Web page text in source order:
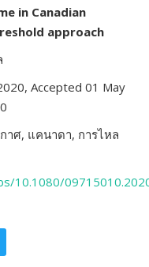
in Canadian
approach
Accepted 01 May
าศ, แคนาดา, การไหล
10.1080/